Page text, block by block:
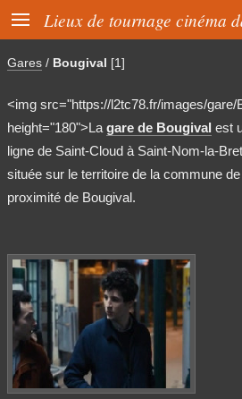
 Lieux de tournage cinéma
Gares / Bougival [1]
<img src="https://l2tc78.fr/images/gare/
height="180">La gare de Bougival est
ligne de Saint-Cloud à Saint-Nom-la-
située sur le territoire de la commune
proximité de Bougival.